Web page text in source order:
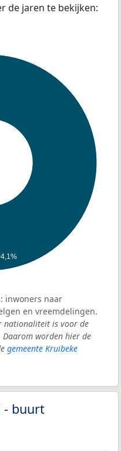
de jaren te bekijken:
inwoners naar
en vreemdelingen.
nationaliteit is voor de
worden hier de
gemeente Kruibeke
- buurt